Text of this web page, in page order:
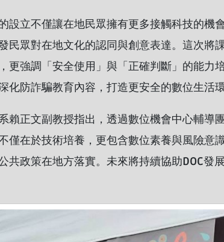
設立不僅讓在地民眾擁有更多接觸科技的機
民眾對在地文化的認同與創意表達。這次將
更強調「安全使用」與「正確判斷」的能力
防詐騙教育內容，打造更安全的數位生活環
賴正文副教授指出，透過數位機會中心輔導
僅在於技術培養，更包含數位素養與風險意
共政策在地方落實。未來將持續協助DOC發